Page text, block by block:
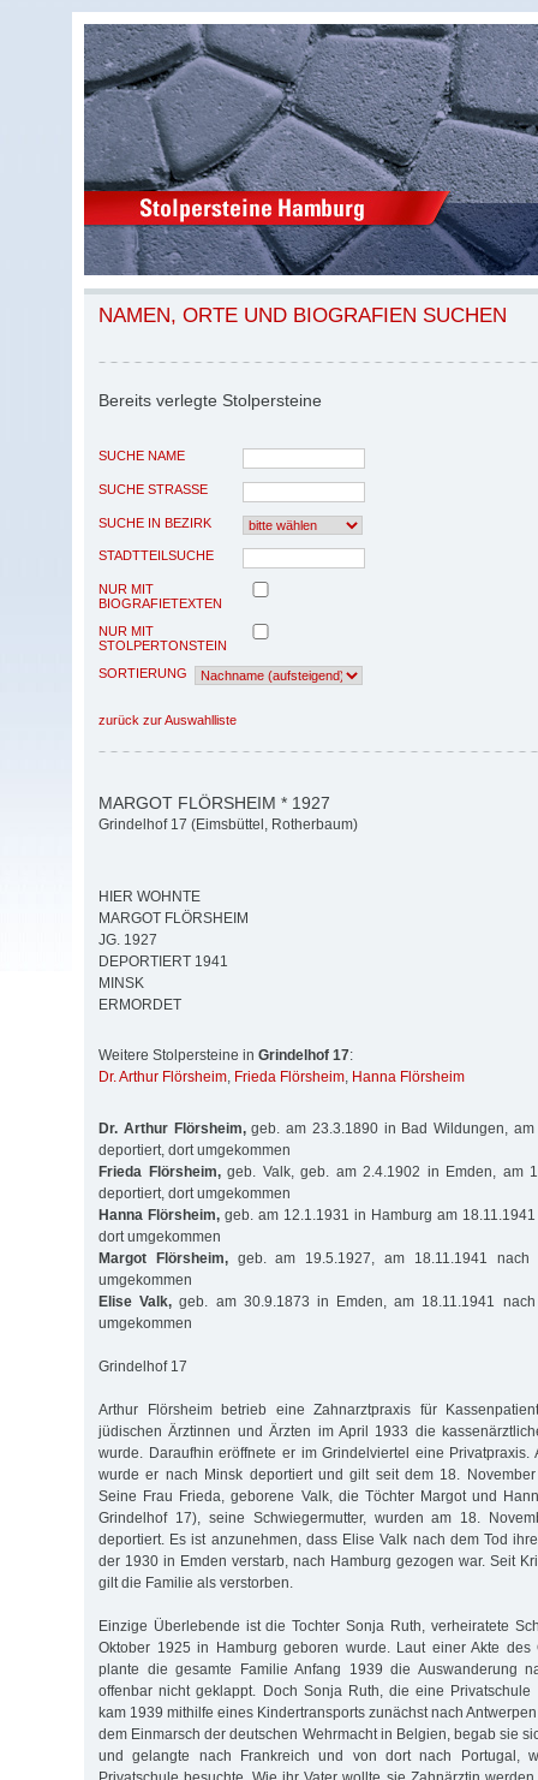
NAMEN, ORTE UND BIOGRAFIEN SUCHEN
Bereits verlegte Stolpersteine
SUCHE NAME
SUCHE STRASSE
SUCHE IN BEZIRK
STADTTEILSUCHE
NUR MIT
BIOGRAFIETEXTEN
NUR MIT
STOLPERTONSTEIN
SORTIERUNG
zurück zur Auswahlliste
MARGOT FLÖRSHEIM * 1927
Grindelhof 17 (Eimsbüttel, Rotherbaum)
HIER WOHNTE
MARGOT FLÖRSHEIM
JG. 1927
DEPORTIERT 1941
MINSK
ERMORDET
Weitere Stolpersteine in Grindelhof 17:
Dr. Arthur Flörsheim, Frieda Flörsheim, Hanna Flörsheim
Dr. Arthur Flörsheim,geb. am 23.3.1890 in Bad Wildungen, am
deportiert, dort umgekommen
Frieda Flörsheim,geb. Valk, geb. am 2.4.1902 in Emden, am
deportiert, dort umgekommen
Hanna Flörsheim, geb. am 12.1.1931 in Hamburg am
dort umgekommen
Margot Flörsheim,geb. am 19.5.1927, am 18.11.1941 nach
umgekommen
Elise Valk, geb. am 30.9.1873 in Emden, am 18.11.1941
umgekommen
Grindelhof 17
Arthur Flörsheim betrieb eine Zahnarztpraxis für
jüdischen Ärztinnen und Ärzten im April 1933 die
wurde. Daraufhin eröffnete er im Grindelviertel eine Privatpraxis.
wurde er nach Minsk deportiert und gilt seit dem 18.
Seine Frau Frieda, geborene Valk, die Töchter Margot und
Grindelhof 17), seine Schwiegermutter, wurden am 18.
deportiert. Es ist anzunehmen, dass Elise Valk nach dem Tod
der 1930 in Emden verstarb, nach Hamburg gezogen war. Seit
gilt die Familie als verstorben.
Einzige Überlebende ist die Tochter Sonja Ruth, verheiratete
Oktober 1925 in Hamburg geboren wurde. Laut einer Akte des
plante die gesamte Familie Anfang 1939 die Auswanderung
offenbar nicht geklappt. Doch Sonja Ruth, die eine Privatschule
kam 1939 mithilfe eines Kindertransports zunächst nach
dem Einmarsch der deutschen Wehrmacht in Belgien, begab sie
und gelangte nach Frankreich und von dort nach Portugal,